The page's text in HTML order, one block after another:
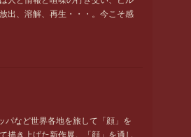
出、溶解、再生・・・。今こそ感
パなど世界各地を旅して「顔」を
描き上げた新作展。「顔」を通し